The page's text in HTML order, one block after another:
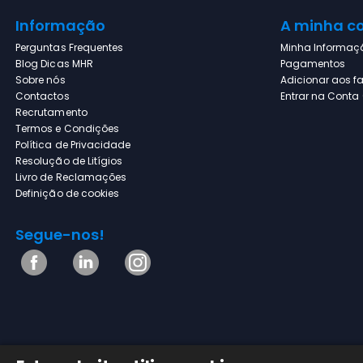
Informação
Perguntas Frequentes
Blog Dicas MHR
Sobre nós
Contactos
Recrutamento
Termos e Condições
Política de Privacidade
Resolução de Litígios
Livro de Reclamações
Definição de cookies
A minha
Minha
Pagamentos
Adicionar aos
Entrar na Conta
Segue-nos!